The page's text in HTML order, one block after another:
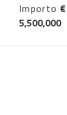
Importo €
5,500,000